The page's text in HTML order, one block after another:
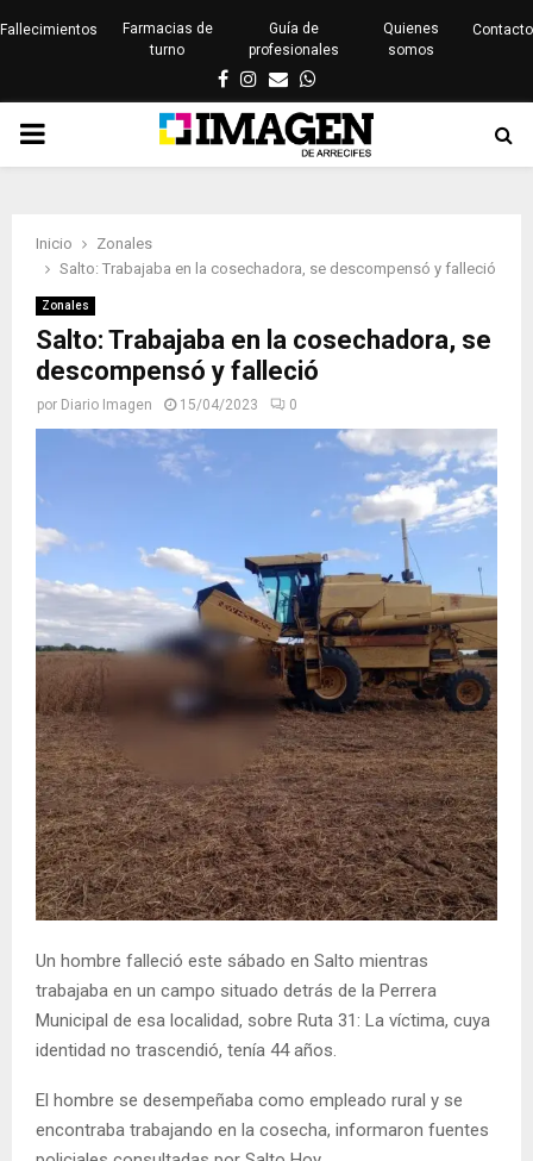
Fallecimientos
Farmacias de
turno
Guía de
profesionales
Quienes
somos
Contacto
Facebook
Instagram
EmailWhatsapp
PRIMARY
Inicio
Zonales
Salto: Trabajaba en la cosechadora, se descompensó y falleció
Zonales
Salto: Trabajaba en la cosechadora, se
descompensó y falleció
por Diario Imagen 15/04/2023 0
Un hombre falleció este sábado en Salto mientras
trabajaba en un campo situado detrás de la Perrera
Municipal de esa localidad, sobre Ruta 31: La víctima, cuya
identidad no trascendió, tenía 44 años.
El hombre se desempeñaba como empleado rural y se
encontraba trabajando en la cosecha, informaron fuentes